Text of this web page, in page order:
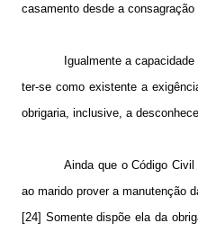
casamento desde a
Igualmente a
ter-se como existente a
obrigaria, inclusive, a
Ainda que o Código
ao marido prover a manutenção
[24] Somente dispõe ela da